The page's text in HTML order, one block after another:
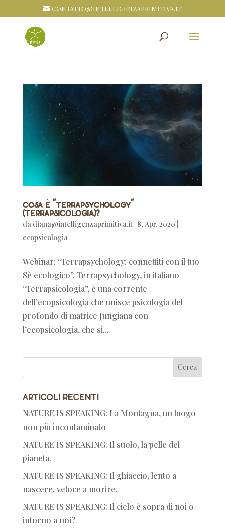
CONTATTO@INTELLIGENZAPRIMITIVA.IT
Cosa è “Terrapsychology”
(Terrapsicologia)?
da diana@intelligenzaprimitiva.it| 8, Apr, 2020
ecopsicologia
Webinar: “Terrapsychology: connettiti con il tuo
Sè ecologico”. Terrapsychology, in italiano
“Terrapsicologia”, è una corrente
dell’ecopsicologia che unisce psicologia del
profondo di matrice Jungiana con
l’ecopsicologia, che si...
Articoli recenti
NATURE IS SPEAKING: La Montagna, un luogo
non più incontaminato
NATURE IS SPEAKING: Il suolo, la pelle del
pianeta.
NATURE IS SPEAKING: Il ghiaccio, lento a
nascere, veloce a morire.
NATURE IS SPEAKING: Il cielo è sopra di noi o
intorno a noi?